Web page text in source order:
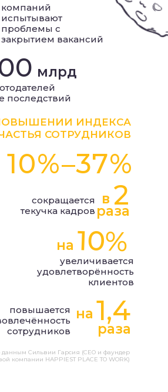
компаний
испытывают
проблемы с
закрытием вакансий
последствий
сокращается
текучка кадров
увеличивается
удовлетворённость
клиентов
повышается
сотрудников
млрд
10%–37%
2
раза
в
10%
на
на 1,4
раза
ИНДЕКСА
СОТРУДНИКОВ
данным Сильвии Гарсия (CEO и фаундер
компании HAPPIEST PLACE TO WORK)